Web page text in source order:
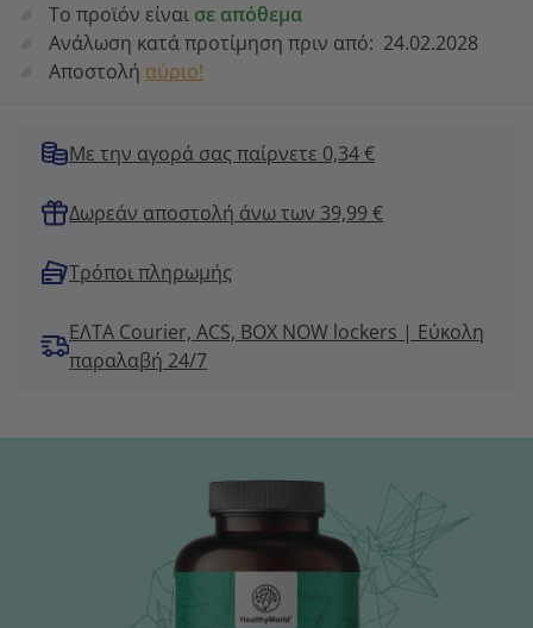
Το προϊόν είναι σε απόθεμα
Ανάλωση κατά προτίμηση πριν από: 24.02.2028
Αποστολή αύριο!
Με την αγορά σας παίρνετε 0,34 €
Δωρεάν αποστολή άνω των 39,99 €
Τρόποι πληρωμής
ΕΛΤΑ Courier, ACS, BOX NOW lockers | Εύκολη
παραλαβή 24/7